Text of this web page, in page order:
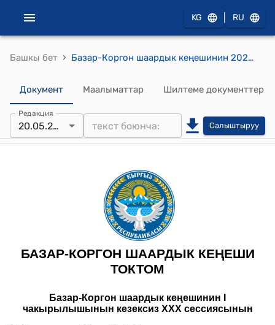
KG RU
Башкы бет › Базар-Коргон шаардык кеңешинин 2024-жылынын 20-майындагы №9 “Базар-Коргон шаарындагы №42 Ак кеме балдар бакчасына кошумча 2 тайпа ачып берүү жөнүндө ” токтому
Документ Маалыматтар Шилтеме документтер
Редакция
20.05.2024 Салыштыруу